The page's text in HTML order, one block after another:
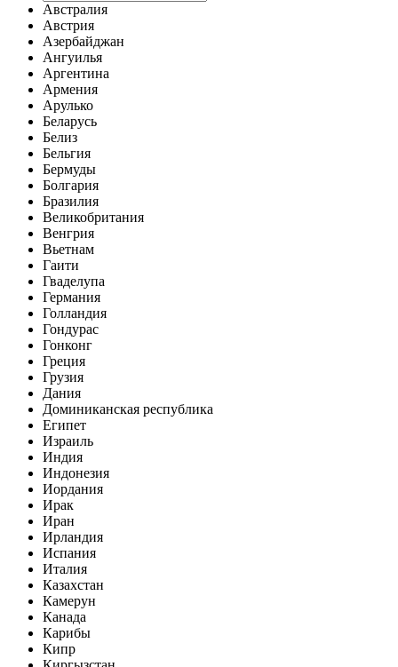
Австралия
Австрия
Азербайджан
Ангуилья
Аргентина
Армения
Арулько
Беларусь
Белиз
Бельгия
Бермуды
Болгария
Бразилия
Великобритания
Венгрия
Вьетнам
Гаити
Гваделупа
Германия
Голландия
Гондурас
Гонконг
Греция
Грузия
Дания
Доминиканская республика
Египет
Израиль
Индия
Индонезия
Иордания
Ирак
Иран
Ирландия
Испания
Италия
Казахстан
Камерун
Канада
Карибы
Кипр